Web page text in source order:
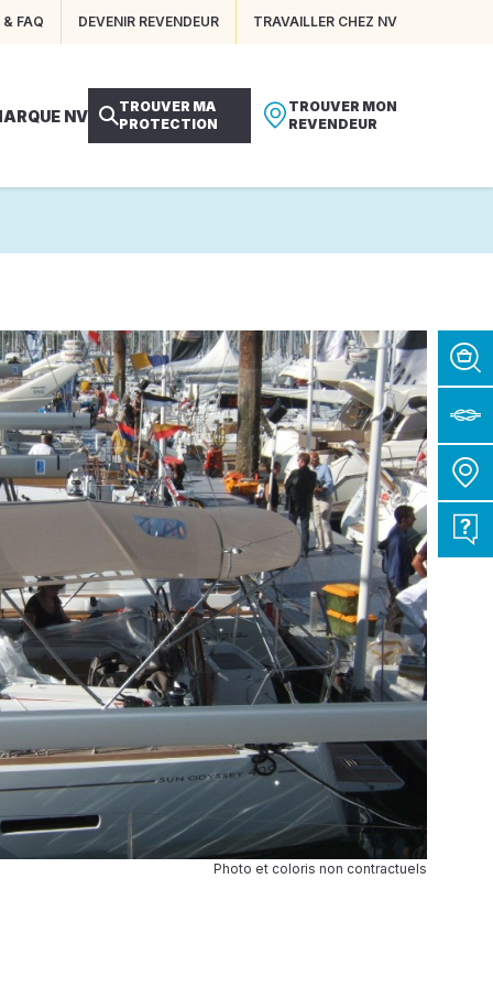
& FAQ DEVENIR REVENDEUR TRAVAILLER CHEZ NV
NV
TROUVER MA
PROTECTION
TROUVER MON
REVENDEUR
Photo et coloris non contractuels